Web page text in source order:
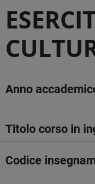
Anno
Titolo corso in
Codice